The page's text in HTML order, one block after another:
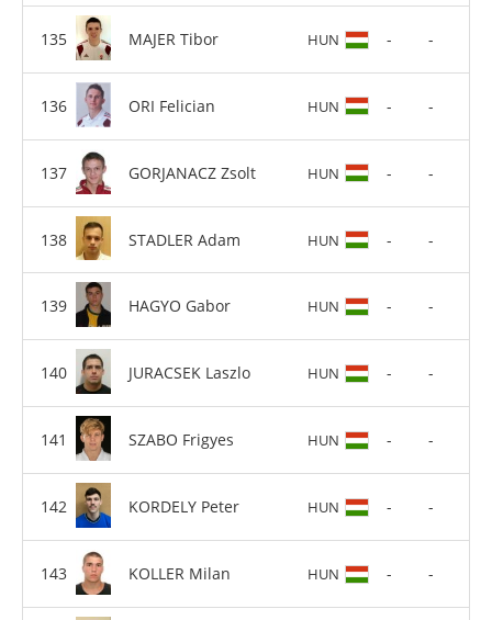
MAJER Tibor HUN - -
ORI Felician HUN - -
GORJANACZ Zsolt HUN - -
STADLER Adam HUN - -
HAGYO Gabor HUN - -
JURACSEK Laszlo HUN - -
SZABO Frigyes HUN - -
KORDELY Peter HUN - -
KOLLER Milan HUN - -